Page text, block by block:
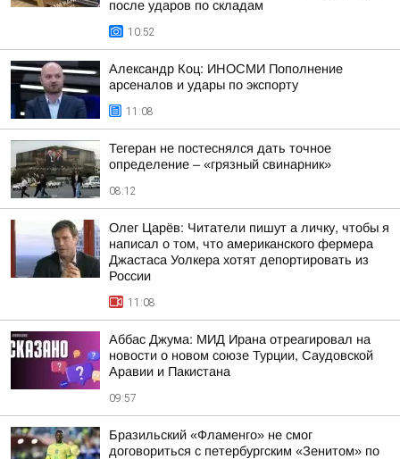
после ударов по складам
10:52
Александр Коц: ИНОСМИ Пополнение
арсеналов и удары по экспорту
11:08
Тегеран не постеснялся дать точное
определение – «грязный свинарник»
08:12
Олег Царёв: Читатели пишут а личку, чтобы я
написал о том, что американского фермера
Джастаса Уолкера хотят депортировать из
России
11:08
Аббас Джума: МИД Ирана отреагировал на
новости о новом союзе Турции, Саудовской
Аравии и Пакистана
09:57
Бразильский «Фламенго» не смог
договориться с петербургским «Зенитом» по